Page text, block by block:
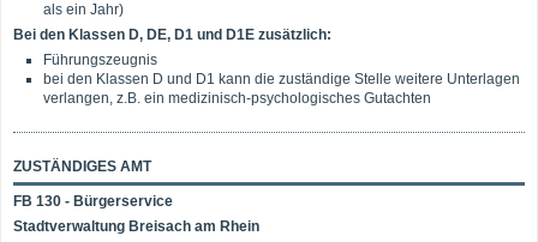
als ein Jahr)
Bei den Klassen D, DE, D1 und D1E zusätzlich:
Führungszeugnis
bei den Klassen D und D1 kann die zuständige Stelle weitere Unterlagen
verlangen, z.B. ein medizinisch-psychologisches Gutachten
ZUSTÄNDIGES AMT
FB 130 - Bürgerservice
Stadtverwaltung Breisach am Rhein